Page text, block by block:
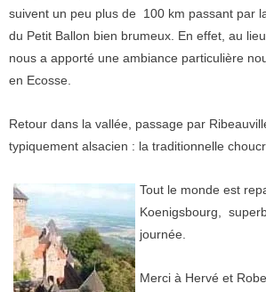
suivent un peu plus de 100 km passant par
du Petit Ballon bien brumeux. En effet, au
nous a apporté une ambiance particulière
en Ecosse.
Retour dans la vallée, passage par
typiquement alsacien : la traditionnelle
Tout le monde est
Koenigsbourg,
journée.
Merci à Hervé et